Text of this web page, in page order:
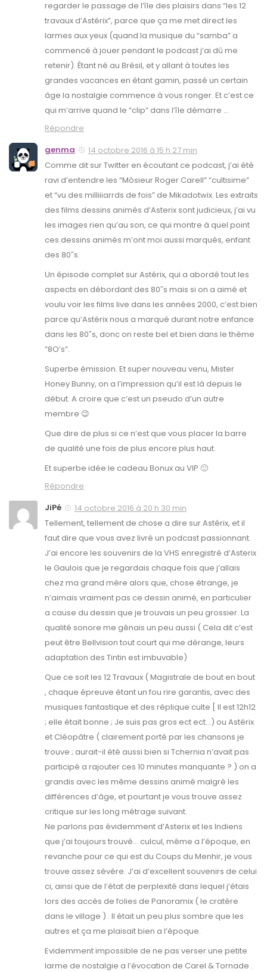
regarder le passage de l’île des plaisirs dans “les 12
travaux d’Astérix”, parce que ça me met direct les
larmes aux yeux (quand la musique du “samba” a
commencé à jouer pendant le podcast j’ai dû me
retenir). Étant né au Brésil, et y allant à toutes les
grandes vacances en étant gamin, passé un certain
âge la nostalgie commence à vous ronger. Et c’est ce
qui m’arrive quand le “clip” dans l’île démarre …
Répondre
genma
14 octobre 2016 à 15 h 27 min
Comme dit sur Twitter en écoutant ce podcast, j’ai été
ravi d’entendre les “Môsieur Roger Carell” “cultisime”
et “vu des milliiiarrds de fois” de Mikadotwix. Les extraits
des films dessins animés d’Asterix sont judicieux, j’ai vu
les images rien qu’au son, ce qui montre à quel point
ces dessins animés m’ont moi aussi marqués, enfant
des 80″s.
Un épisode complet sur Astérix, qui a abordé tout les
aspects en débordant des 80″s mais si on a aimé et
voulu voir les films live dans les années 2000, c’est bien
parce qu’Astérix nous a marqué durant notre enfance
dans les 80″s, donc on reste bel et bien dans le thème
“8O’s”.
Superbe émission. Et super nouveau venu, Mister
Honey Bunny, on a l’impression qu’il est là depuis le
début. A croire que c’est un pseudo d’un autre
membre 😉
Que dire de plus si ce n’est que vous placer la barre
de qualité une fois de plus encore plus haut.
Et superbe idée le cadeau Bonux au VIP 🙂
Répondre
JiPé
14 octobre 2016 à 20 h 30 min
Tellement, tellement de chose a dire sur Astérix, et il
faut dire que vous avez livré un podcast passionnant.
J’ai encore les souvenirs de la VHS enregistré d’Asterix
le Gaulois que je regardais chaque fois que j’allais
chez ma grand mère alors que, chose étrange, je
n’aimais vraiment pas ce dessin animé, en particulier
a cause du dessin que je trouvais un peu grossier. La
qualité sonore me gênais un peu aussi ( Cela dit c’est
peut être Bellvision tout court qui me dérange, leurs
adaptation des Tintin est imbuvable)
Que ce soit les 12 Travaux ( Magistrale de bout en bout
, chaque épreuve étant un fou rire garantis, avec des
musiques fantastique et des réplique culte [ Il est 12h12
; elle était bonne ; Je suis pas gros ect ect…) ou Astérix
et Cléopâtre ( clairement porté par les chansons je
trouve ; aurait-il été aussi bien si Tchernia n’avait pas
participé a rajouter ces 10 minutes manquante ? ) on a
grandis avec les même dessins animé malgré les
différences d’âge, et pourtant je vous trouve assez
critique sur les long métrage suivant.
Ne parlons pas évidemment d’Asterix et les Indiens
que j’ai toujours trouvé… culcul, même a l’époque, en
revanche pour ce qui est du Coups du Menhir, je vous
trouve assez sévère. J’ai d’excellent souvenirs de celui
ci, ainsi que de l’état de perplexité dans lequel j’étais
lors des accès de folies de Panoramix ( le cratère
dans le village ) . Il était un peu plus sombre que les
autres et ça me plaisait bien a l’époque.
Evidemment impossible de ne pas verser une petite
larme de nostalgie a l’évocation de Carel & Tornade .